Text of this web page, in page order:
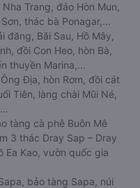
Trang, đảo Hòn Mun,
thác bà Ponagar,...
đăng, Bãi Sau, Hồ Mây,
đồi Con Heo, hòn Bà,
thuyền Marina,...
Địa, hòn Rơm, đồi cát
Tiên, làng chài Mũi Né,
tàng cà phê Buôn Mê
3 thác Dray Sap – Dray
Ea Kao, vườn quốc gia
bảo tàng Sapa, núi